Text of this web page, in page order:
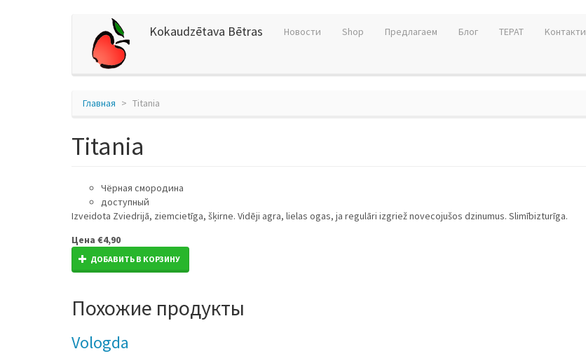
Kokaudzētava Bētras Hовости Shop Предлагаем Блог TEPAT Kонтакти
Главная Titania
Titania
Чёрная смородина
доступный
Izveidota Zviedrijā, ziemcietīga, šķirne. Vidēji agra, lielas ogas, ja regulāri izgriež novecojušos dzinumus. Slimībizturīga.
Цена €4,90
ДОБАВИТЬ В КОРЗИНУ
Похожие продукты
Vologda